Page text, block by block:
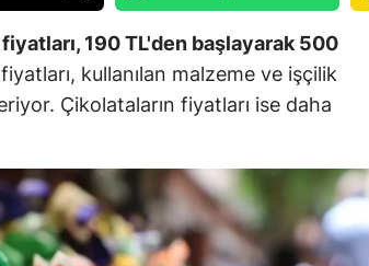
190 TL'den başlayarak 500
kullanılan malzeme ve işçilik
Çikolataların fiyatları ise daha